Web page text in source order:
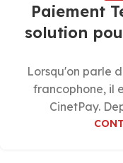
Paiement
solution
Lorsqu'on parle
francophone, il
CinetPay.